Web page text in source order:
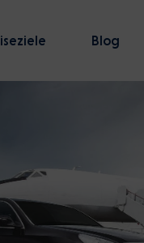
Blog